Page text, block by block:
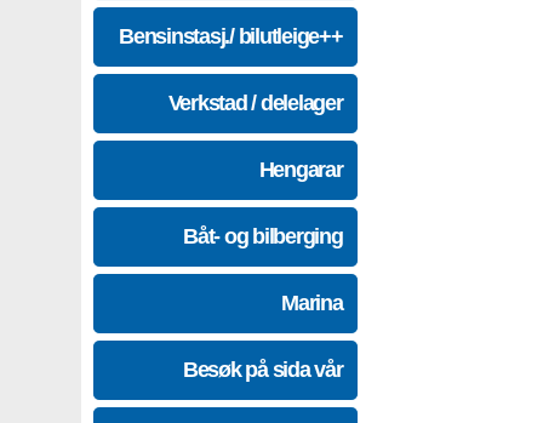
Bensinstasj./ bilutleige++
Verkstad / delelager
Hengarar
Båt- og bilberging
Marina
Besøk på sida vår